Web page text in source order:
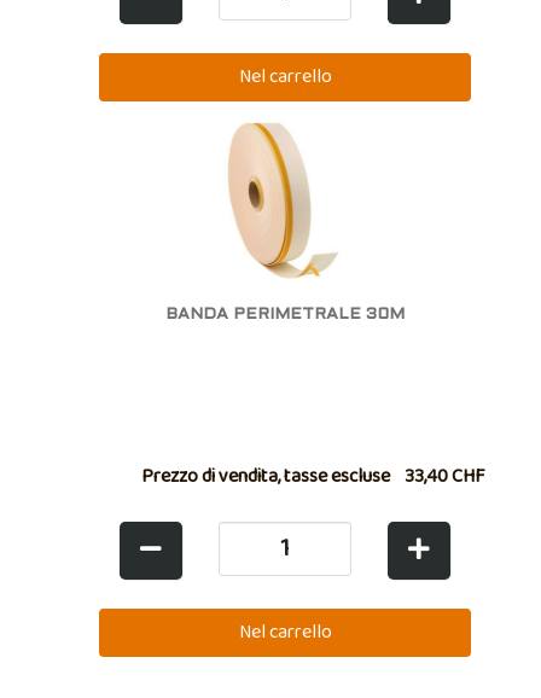
BANDA PERIMETRALE 30M
Prezzo di vendita, tasse escluse 33,40 CHF